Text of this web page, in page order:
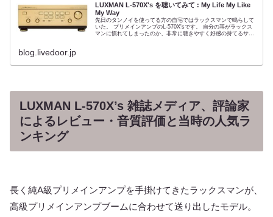
LUXMAN L-570X's を聴いてみて : My Life My Like
My Way
先日のタンノイを使ってる方の自宅ではラックスマンで鳴らして
いた。 プリメインアンプのL-570X'sです。 自分の耳がラックス
マンに慣れてしまったのか、非常に聴きやすく好感の持てるサウ
blog.livedoor.jp
LUXMAN L-570X’s 雑誌メディア、評論家
によるレビュー・音質評価と当時の人気ラ
ンキング
長く純A級プリメインアンプを手掛けてきたラックスマンが、
高級プリメインアンプブームに合わせて送り出したモデル。